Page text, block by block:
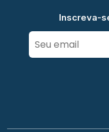
Inscreva-